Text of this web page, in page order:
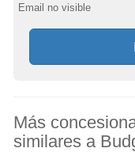
Email no visible
Más
similares a